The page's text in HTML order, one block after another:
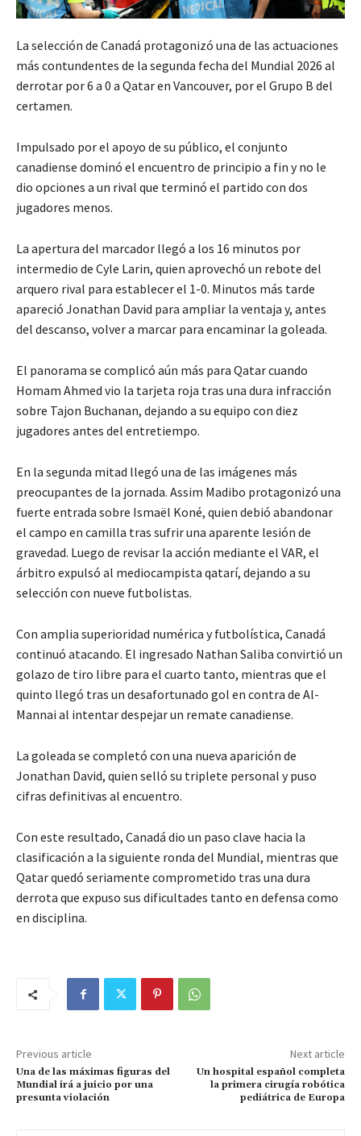
La selección de Canadá protagonizó una de las actuaciones
más contundentes de la segunda fecha del Mundial 2026 al
derrotar por 6 a 0 a Qatar en Vancouver, por el Grupo B del
certamen.
Impulsado por el apoyo de su público, el conjunto
canadiense dominó el encuentro de principio a fin y no le
dio opciones a un rival que terminó el partido con dos
jugadores menos.
La apertura del marcador llegó a los 16 minutos por
intermedio de Cyle Larin, quien aprovechó un rebote del
arquero rival para establecer el 1-0. Minutos más tarde
apareció Jonathan David para ampliar la ventaja y, antes
del descanso, volver a marcar para encaminar la goleada.
El panorama se complicó aún más para Qatar cuando
Homam Ahmed vio la tarjeta roja tras una dura infracción
sobre Tajon Buchanan, dejando a su equipo con diez
jugadores antes del entretiempo.
En la segunda mitad llegó una de las imágenes más
preocupantes de la jornada. Assim Madibo protagonizó una
fuerte entrada sobre Ismaël Koné, quien debió abandonar
el campo en camilla tras sufrir una aparente lesión de
gravedad. Luego de revisar la acción mediante el VAR, el
árbitro expulsó al mediocampista qatarí, dejando a su
selección con nueve futbolistas.
Con amplia superioridad numérica y futbolística, Canadá
continuó atacando. El ingresado Nathan Saliba convirtió un
golazo de tiro libre para el cuarto tanto, mientras que el
quinto llegó tras un desafortunado gol en contra de Al-
Mannai al intentar despejar un remate canadiense.
La goleada se completó con una nueva aparición de
Jonathan David, quien selló su triplete personal y puso
cifras definitivas al encuentro.
Con este resultado, Canadá dio un paso clave hacia la
clasificación a la siguiente ronda del Mundial, mientras que
Qatar quedó seriamente comprometido tras una dura
derrota que expuso sus dificultades tanto en defensa como
en disciplina.
Previous article
Una de las máximas figuras del
Mundial irá a juicio por una
presunta violación
Next article
Un hospital español completa
la primera cirugía robótica
pediátrica de Europa